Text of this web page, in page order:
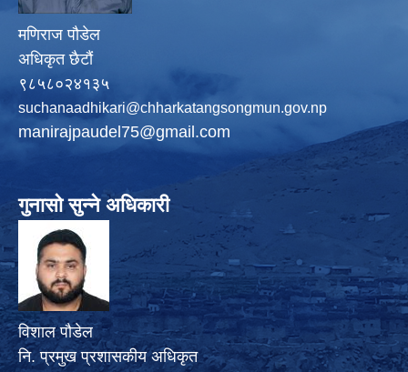
मणिराज पौडेल
अधिकृत छैटौं
९८५८०२४१३५
suchanaadhikari@chharkatangsongmun.gov.np
manirajpaudel75@gmail.com
गुनासो सुन्ने अधिकारी
विशाल पौडेल
नि. प्रमुख प्रशासकीय अधिकृत